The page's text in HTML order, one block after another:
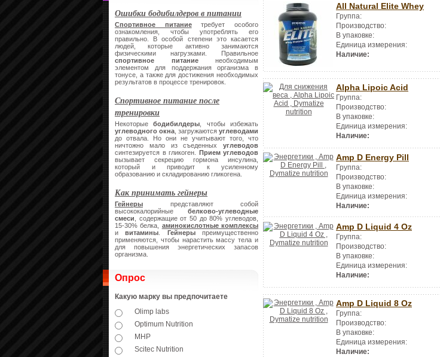
Ошибки бодибилдеров в питании
Спортивное питаниетребует особого
ознакомления, чтобы употреблять его
правильно. В особой степени это касается
людей, которые активно занимаются
физическими нагрузками. Правильное
спортивное питаниенеобходимым
элементом для поддержания организма в
тонусе, а также для достижения необходимых
результатов в процессе тренировок.
Спортивное питание после
тренировки
Некоторыебодибилдеры , чтобы избежать
углеводного окна , загружаются углеводами
до отвала. Но они не учитывают того, что
ничтожно мало из съеденных углеводов
синтезируется в гликоген. Прием углеводов
вызывает секрецию гормона инсулина,
который и приводит к усиленному
образованию и складированию гликогена.
Как принимать гейнеры
Гейнеры представляют собой
высококалорийные белково-углеводные
смеси , содержащие от 50 до 80% углеводов,
15-30% белка, аминокислотные комплексы
ивитамины Гейнерыпреимущественно
применяются, чтобы нарастить массу тела и
для повышения энергетических запасов
организма.
Опрос
Какую марку вы предпочитаете
Olimp labs
Optimum Nutrition
MHP
Scitec Nutrition
All Natural Elite Whey
Группа:
Производство:
В упаковке:
Единица измерения:
Наличие:
Alpha Lipoic Acid
Группа:
Производство:
В упаковке:
Единица измерения:
Наличие:
Amp D Energy Pill
Группа:
Производство:
В упаковке:
Единица измерения:
Наличие:
Amp D Liquid 4 Oz
Группа:
Производство:
В упаковке:
Единица измерения:
Наличие:
Amp D Liquid 8 Oz
Группа:
Производство:
В упаковке:
Единица измерения:
Наличие: